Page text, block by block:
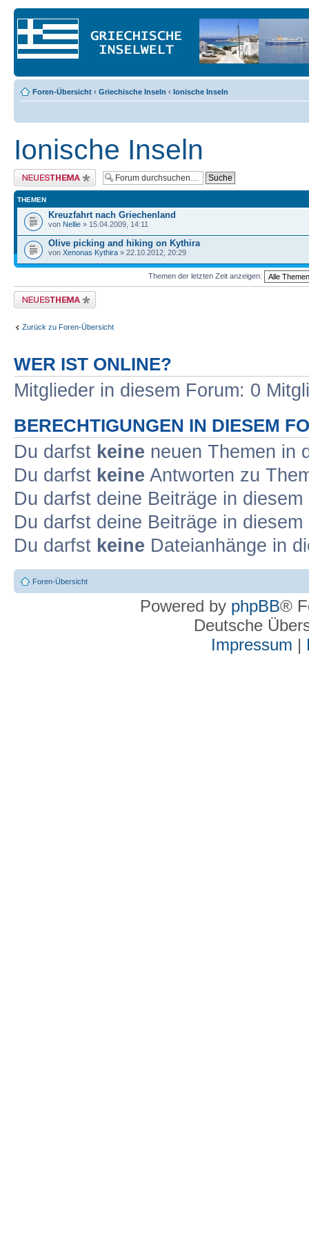
Foren-Übersicht ‹ Griechische Inseln ‹ Ionische Inseln
Ionische Inseln
Neues Thema erstellen
THEMEN
Kreuzfahrt nach Griechenland
von Nellie » 15.04.2009, 14:11
Olive picking and hiking on Kythira
von Xenonas Kythira » 22.10.2012, 20:29
Themen der letzten Zeit anzeigen:
Neues Thema erstellen
Zurück zu Foren-Übersicht
WER IST ONLINE?
Mitglieder in diesem Forum: 0
BERECHTIGUNGEN IN DIESEM
Du darfst keine neuen Themen in
Du darfst keine Antworten zu
Du darfst deine Beiträge in
Du darfst deine Beiträge in
Du darfst keine Dateianhänge in
Foren-Übersicht
Powered by phpBB®
Deutsche
Impressum |